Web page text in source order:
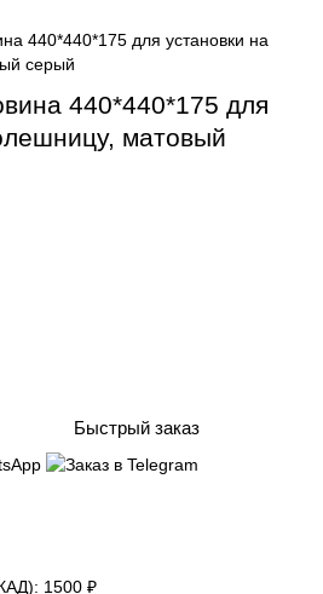
440*440*175 для установки на
серый
440*440*175 для
матовый
Быстрый заказ
1500 ₽